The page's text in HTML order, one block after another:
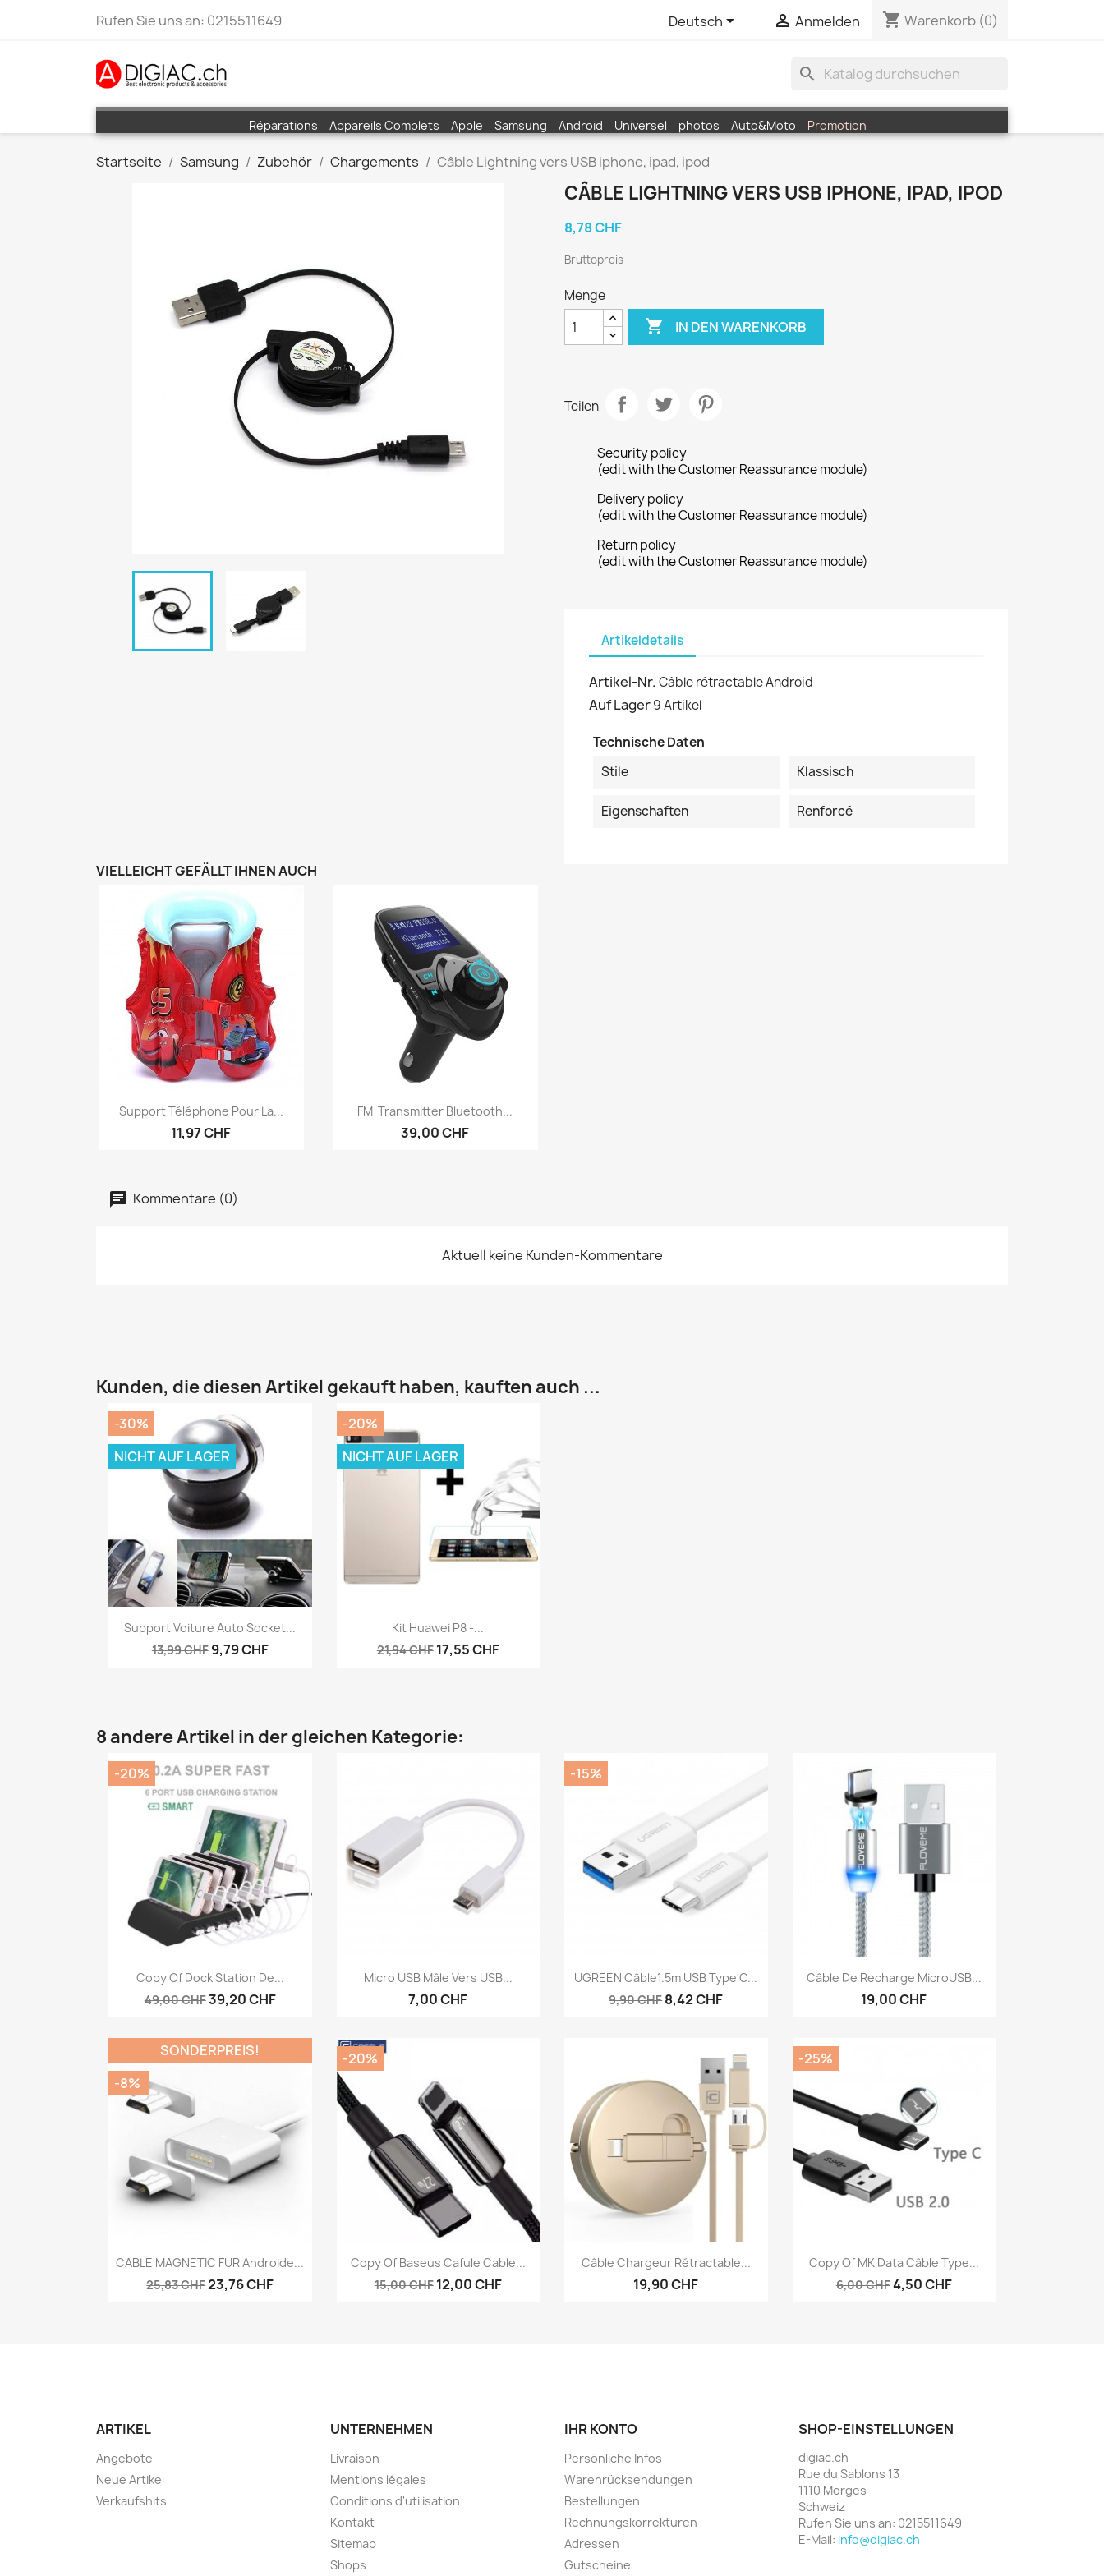
Rufen Sie uns an: 0215511649 Deutsch  Anmelden shopping_cart Warenkorb (0)
search
Réparations Appareils Complets Apple Samsung Android Universel photos Auto&Moto Promotion
Startseite Samsung Zubehör Chargements Câble Lightning vers USB iphone, ipad, ipod
CÂBLE LIGHTNING VERS USB IPHONE, IPAD, IPOD
8,78 CHF
Bruttopreis
Menge
 IN DEN WARENKORB
Teilen
Security policy
(edit with the Customer Reassurance module)
Delivery policy
(edit with the Customer Reassurance module)
Return policy
(edit with the Customer Reassurance module)
Artikeldetails
Artikel-Nr. Câble rétractable Android
Auf Lager9 Artikel
Technische Daten
Stile
Klassisch
Eigenschaften Renforcé
VIELLEICHT GEFÄLLT IHNEN AUCH
Vorschau
Support Téléphone Pour La...
11,97 CHF
Vorschau
FM-Transmitter Bluetooth...
39,00 CHF
Kommentare (0)
Aktuell keine Kunden-Kommentare
Kunden, die diesen Artikel gekauft haben, kauften auch ...
Vorschau
Support Voiture Auto Socket...
13,99 CHF 9,79 CHF
-30%
NICHT AUF LAGER
Vorschau
Kit Huawei P8 -...
21,94 CHF 17,55 CHF
-20%
NICHT AUF LAGER
8 andere Artikel in der gleichen Kategorie:
Vorschau
Copy Of Dock Station De...
49,00 CHF39,20 CHF
-20%
Vorschau
Micro USB Mâle Vers USB...
7,00 CHF
Vorschau
UGREEN Câble1.5m USB Type C...
9,90 CHF8,42 CHF
-15%
Vorschau
Câble De Recharge MicroUSB...
19,00 CHF
Vorschau
CABLE MAGNETIC FUR Androide...
25,83 CHF23,76 CHF
SONDERPREIS!
-8%
Vorschau
Copy Of Baseus Cafule Cable...
15,00 CHF 12,00 CHF
-20%
Vorschau
Câble Chargeur Rétractable...
19,90 CHF
Vorschau
Copy Of MK Data Câble Type...
6,00 CHF4,50 CHF
-25%
ARTIKEL
Angebote
Neue Artikel
Verkaufshits
UNTERNEHMEN
Livraison
Mentions légales
Conditions d'utilisation
Kontakt
Sitemap
Shops
IHR KONTO
Persönliche Infos
Warenrücksendungen
Bestellungen
Rechnungskorrekturen
Adressen
Gutscheine
SHOP-EINSTELLUNGEN
digiac.ch
Rue du Sablons 13
1110 Morges
Schweiz
Rufen Sie uns an: 0215511649
E-Mail: info@digiac.ch